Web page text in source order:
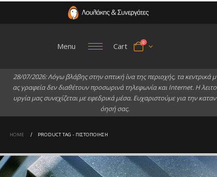
Menu Cart 0
28/07/2026:Λόγω βλάβης στην οπτική ίνα της περιοχής, τα κεντρικά μ
ας γραφεία δεν διαθέτουν προσωρινά τηλεφωνία και Internet. Ηλειτο
υργία μας συνεχίζεται με εφεδρικά μέσα. Ευχαριστούμε για την καταν
όησή σας.
HOME PRODUCT TAG - ΠΙΣΤΟΠΟΊΗΣΗ